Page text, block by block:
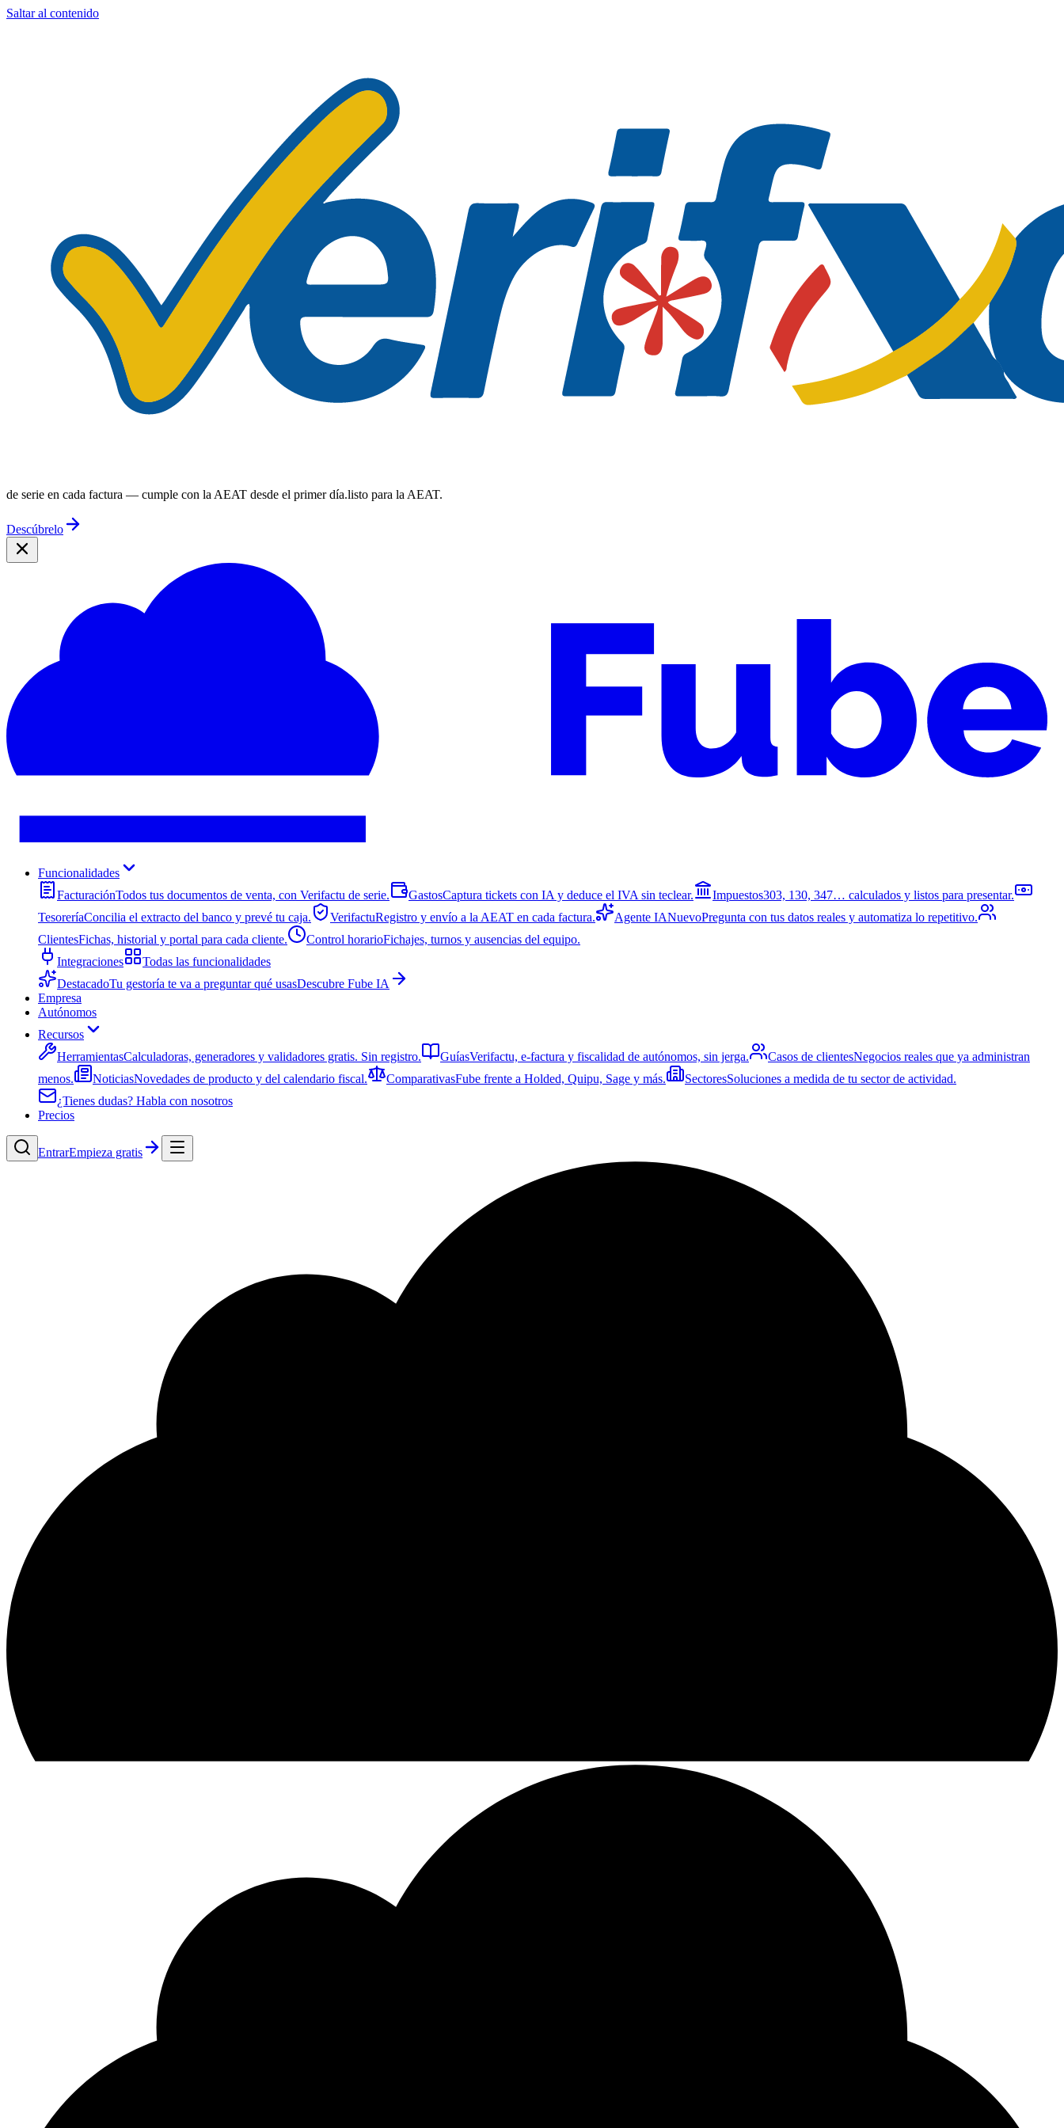
Saltar al contenido
de serie en cada factura — cumple con la AEAT desde el primer día.listo para la AEAT.
Descúbrelo
Funcionalidades
FacturaciónTodos tus documentos de venta, con Verifactu de serie. GastosCaptura tickets con IA y deduce el IVA sin teclear. Impuestos303, 130, 347… calculados y listos para presentar.
TesoreríaConcilia el extracto del banco y prevé tu caja. VerifactuRegistro y envío a la AEAT en cada factura. Agente IANuevoPregunta con tus datos reales y automatiza lo repetitivo.
ClientesFichas, historial y portal para cada cliente. Control horarioFichajes, turnos y ausencias del equipo.
Integraciones
Todas las funcionalidades
DestacadoTu gestoría te va a preguntar qué usasDescubre Fube IA
Empresa
Autónomos
Recursos
HerramientasCalculadoras, generadores y validadores gratis. Sin registro. GuíasVerifactu, e-factura y fiscalidad de autónomos, sin jerga. Casos de clientesNegocios reales que ya administran
menos.
NoticiasNovedades de producto y del calendario fiscal. ComparativasFube frente a Holded, Quipu, Sage y más. SectoresSoluciones a medida de tu sector de actividad.
¿Tienes dudas? Habla con nosotros
Precios
EntrarEmpieza gratis